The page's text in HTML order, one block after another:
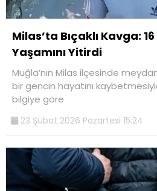
Milas’ta Bıçaklı Kavga:
Yaşamını Yitirdi
Muğla’nın Milas ilçesinde
bir gencin hayatını
bilgiye göre
23 Şubat 2026 Pazartesi 15:24